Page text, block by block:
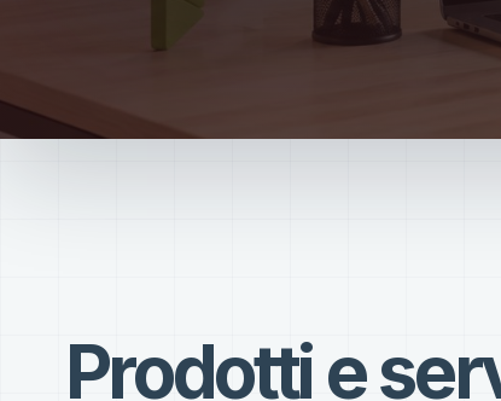
Prodotti e